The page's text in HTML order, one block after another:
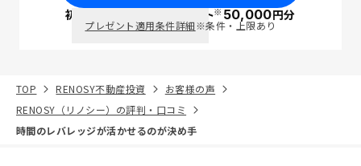
初回面談で ポイント※50,000円分
プレゼント適用条件詳細※条件・上限あり
TOP RENOSY不動産投資
お客様の声
RENOSY（リノシー）の評判・口コミ
時間のレバレッジが活かせるのが決め手